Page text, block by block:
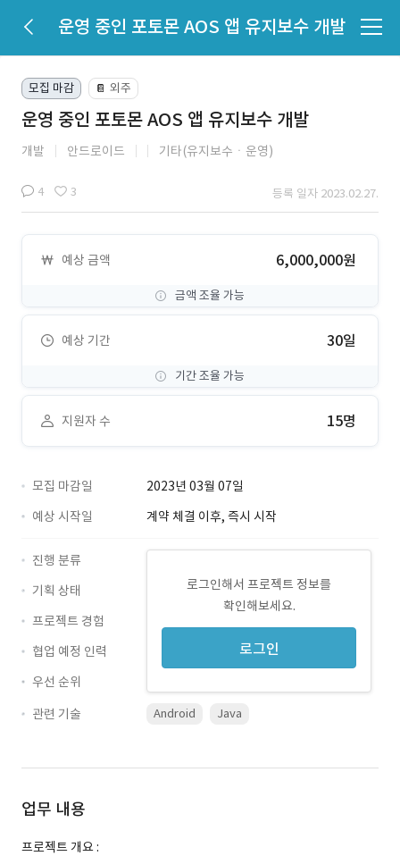
운영 중인 포토몬 AOS 앱 유지보수 개발
모집 마감 📔 외주
운영 중인 포토몬 AOS 앱 유지보수 개발
개발 안드로이드 기타(유지보수ㆍ운영)
4 3 등록 일자 2023.02.27.
예상 금액 6,000,000원
금액 조율 가능
예상 기간 30일
기간 조율 가능
지원자 수 15명
모집 마감일
2023년 03월 07일
예상 시작일
계약 체결 이후, 즉시 시작
로그인해서 프로젝트 정보를
확인해보세요.
로그인
진행 분류
기획 상태
프로젝트 경험
협업 예정 인력
우선 순위
관련 기술
Android Java
업무 내용
프로젝트 개요 :